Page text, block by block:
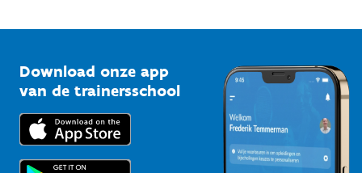
Bedrijven
Trainers en begeleiders
Vlaamse Trainersschool
Kennisplatform
Downloads
Voor de pers
Download onze app
van de trainersschool